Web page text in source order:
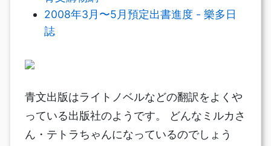
2008年3月〜5月預定出書進度 - 樂多日
誌
青文出版はライトノベルなどの翻訳をよくや
っている出版社のようです。 どんなミルカさ
ん・テトラちゃんになっているのでしょう